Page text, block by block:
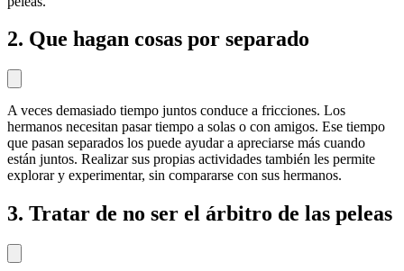
2. Que hagan cosas por separado
A veces demasiado tiempo juntos conduce a fricciones. Los
hermanos necesitan pasar tiempo a solas o con amigos. Ese tiempo
que pasan separados los puede ayudar a apreciarse más cuando
están juntos. Realizar sus propias actividades también les permite
explorar y experimentar, sin compararse con sus hermanos.
3. Tratar de no ser el árbitro de las peleas